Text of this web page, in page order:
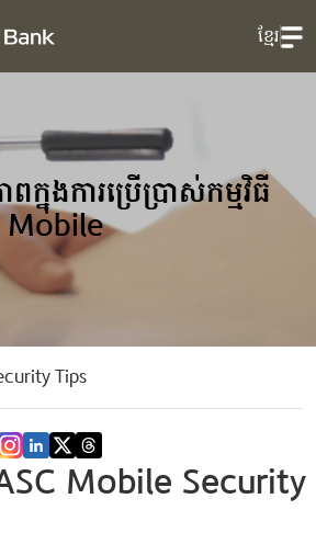
ខ្មែរ
ពក្នុងការប្រើប្រាស់កម្មវិធី
Mobile
Tips
Mobile Security